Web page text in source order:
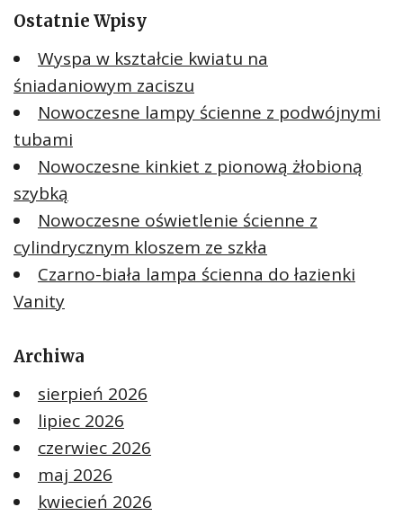
Ostatnie Wpisy
Wyspa w kształcie kwiatu na
śniadaniowym zaciszu
Nowoczesne lampy ścienne z podwójnymi
tubami
Nowoczesne kinkiet z pionową żłobioną
szybką
Nowoczesne oświetlenie ścienne z
cylindrycznym kloszem ze szkła
Czarno-biała lampa ścienna do łazienki
Vanity
Archiwa
sierpień 2026
lipiec 2026
czerwiec 2026
maj 2026
kwiecień 2026